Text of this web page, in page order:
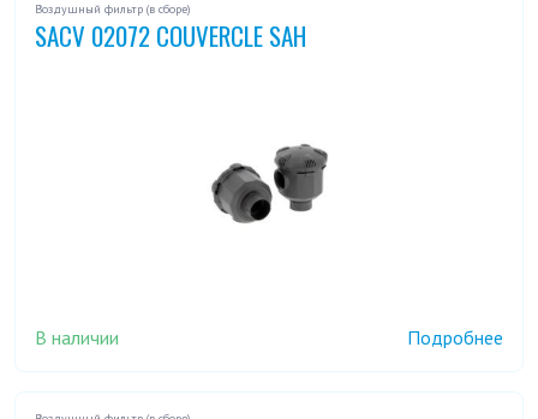
Воздушный фильтр (в сборе)
SACV 02072 COUVERCLE SAH
В наличии Подробнее